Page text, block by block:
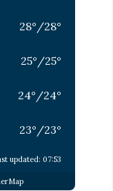
28°/28°
25°/25°
24°/24°
23°/23°
updated: 07:53